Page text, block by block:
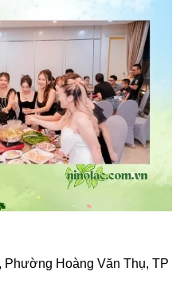
Hoàng Văn Thụ, TP